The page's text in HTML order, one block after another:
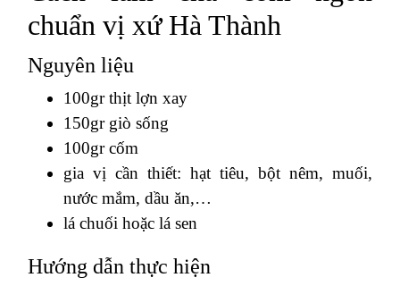
chuẩn vị xứ Hà Thành
Nguyên liệu
100gr thịt lợn xay
150gr giò sống
100gr cốm
gia vị cần thiết: hạt tiêu, bột nêm, muối,
nước mắm, dầu ăn,…
lá chuối hoặc lá sen
Hướng dẫn thực hiện